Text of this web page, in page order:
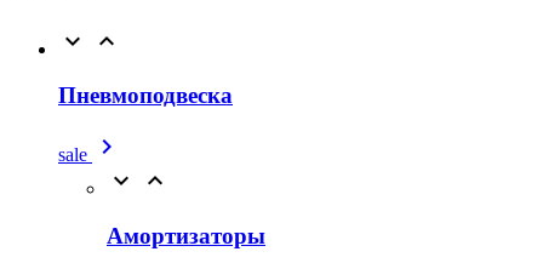
 
Пневмоподвеска
sale



Амортизаторы